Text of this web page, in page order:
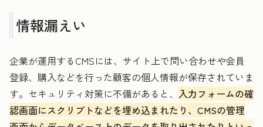
情報漏えい
企業が運用するCMSには、サイト上で問い合わせや会員
登録、購入などを行った顧客の個人情報が保存されていま
す。セキュリティ対策に不備があると、 入力フォームの確
認画面にスクリプトなどを埋め込まれたり、CMSの管理